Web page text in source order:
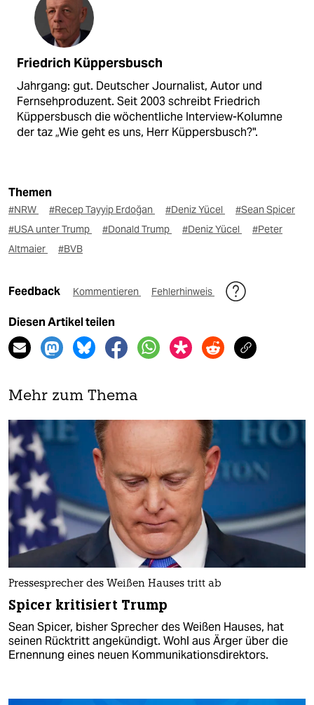
Friedrich Küppersbusch
Jahrgang: gut. Deutscher Journalist, Autor und
Fernsehproduzent. Seit 2003 schreibt Friedrich
Küppersbusch die wöchentliche Interview-Kolumne
der taz „Wie geht es uns, Herr Küppersbusch?".
Themen
#NRW #Recep Tayyip Erdoğan #Deniz Yücel
#Sean Spicer
#USA unter Trump
#Donald Trump #Deniz Yücel
#Peter
Altmaier
#BVB
Feedback Kommentieren Fehlerhinweis
Diesen Artikel teilen
Mehr zum Thema
Pressesprecher des Weißen Hauses tritt ab
Spicer kritisiert Trump
Sean Spicer, bisher Sprecher des Weißen Hauses, hat
seinen Rücktritt angekündigt. Wohl aus Ärger über die
Ernennung eines neuen Kommunikationsdirektors.